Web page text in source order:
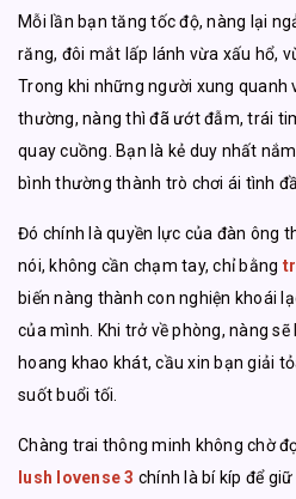
Mỗi lần bạn tăng tốc độ, nàng lại
răng, đôi mắt lấp lánh vừa xấu hổ,
Trong khi những người xung quanh
thường, nàng thì đã ướt đẫm, trái
quay cuồng. Bạn là kẻ duy nhất
bình thường thành trò chơi ái tình
Đó chính là quyền lực của đàn ông
nói, không cần chạm tay, chỉ bằng
biến nàng thành con nghiện khoái
của mình. Khi trở về phòng, nàng
hoang khao khát, cầu xin bạn giải
suốt buổi tối.
Chàng trai thông minh không chờ
lush lovense 3 chính là bí kíp để